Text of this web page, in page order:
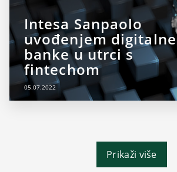
Intesa Sanpaolo
uvođenjem digitalne
banke u utrci s
fintechom
05.07.2022
Prikaži više